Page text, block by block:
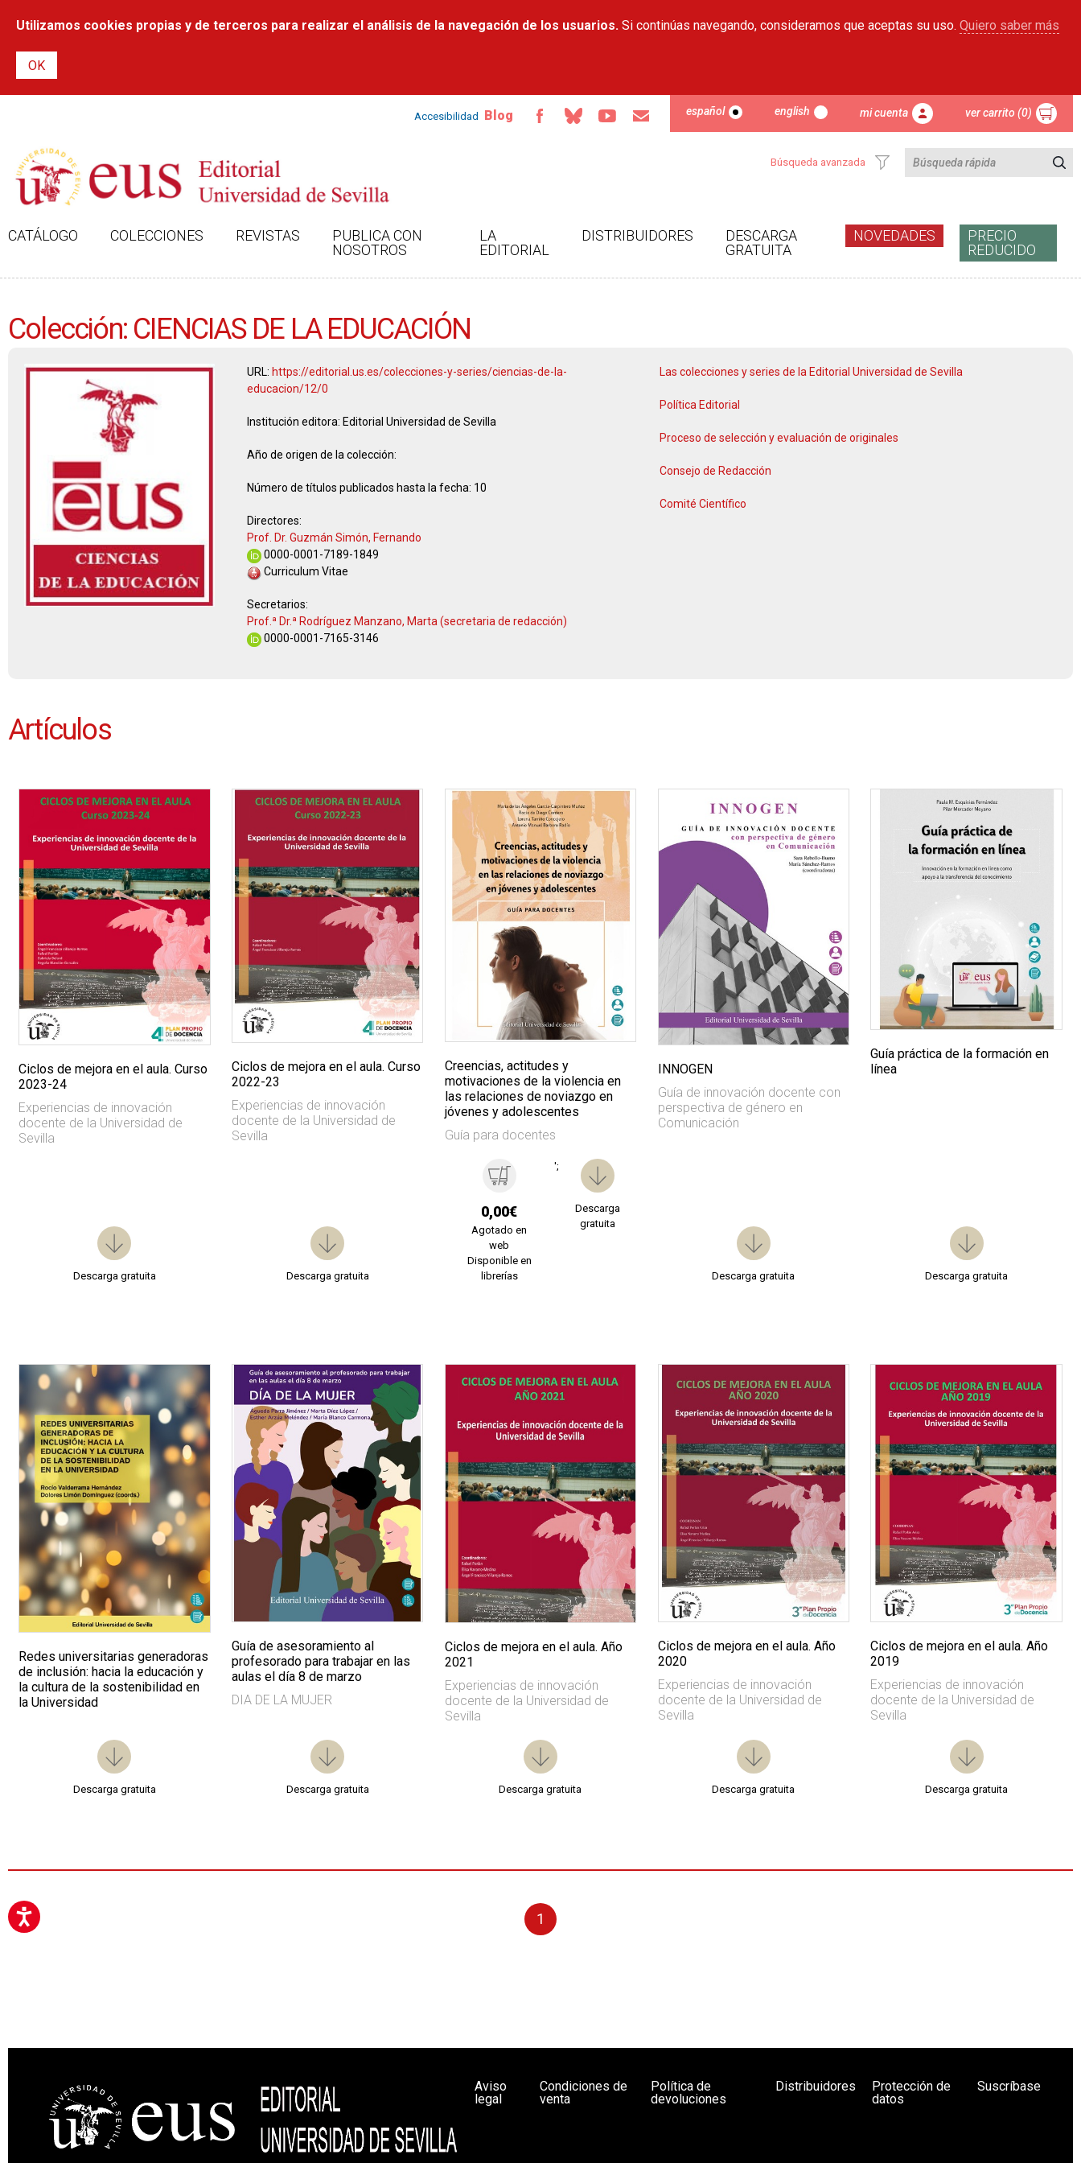
contenido
Utilizamos cookies propias y de terceros para realizar el análisis de la navegación de los usuarios. Si continúas navegando, consideramos que aceptas su uso. Quiero saber más
Accesibilidad Blog español english mi cuenta ver carrito (0)
Búsqueda avanzada
CATÁLOGO COLECCIONES REVISTAS
PUBLICA CON
NOSOTROS
LA
EDITORIAL
DISTRIBUIDORES
DESCARGA
GRATUITA
NOVEDADES
PRECIO
REDUCIDO
Colección: CIENCIAS DE LA EDUCACIÓN
URL: https://editorial.us.es/colecciones-y-series/ciencias-de-la-
educacion/12/0
Institución editora: Editorial Universidad de Sevilla
Año de origen de la colección:
Número de títulos publicados hasta la fecha: 10
Directores:
Prof. Dr. Guzmán Simón, Fernando
0000-0001-7189-1849
Curriculum Vitae
Secretarios:
Prof.ª Dr.ª Rodríguez Manzano, Marta (secretaria de redacción)
0000-0001-7165-3146
Las colecciones y series de la Editorial Universidad de Sevilla
Política Editorial
Proceso de selección y evaluación de originales
Consejo de Redacción
Comité Científico
Artículos
Ciclos de mejora en el aula. Curso
2023-24
Experiencias de innovación
docente de la Universidad de
Sevilla
Descarga gratuita
Ciclos de mejora en el aula. Curso
2022-23
Experiencias de innovación
docente de la Universidad de
Sevilla
Descarga gratuita
Creencias, actitudes y
motivaciones de la violencia en
las relaciones de noviazgo en
jóvenes y adolescentes
Guía para docentes
0,00€
Agotado en
web
Disponible en
librerías
';
Descarga
gratuita
INNOGEN
Guía de innovación docente con
perspectiva de género en
Comunicación
Descarga gratuita
Guía práctica de la formación en
línea
Descarga gratuita
Redes universitarias generadoras
de inclusión: hacia la educación y
la cultura de la sostenibilidad en
la Universidad
Descarga gratuita
Guía de asesoramiento al
profesorado para trabajar en las
aulas el día 8 de marzo
DIA DE LA MUJER
Descarga gratuita
Ciclos de mejora en el aula. Año
2021
Experiencias de innovación
docente de la Universidad de
Sevilla
Descarga gratuita
Ciclos de mejora en el aula. Año
2020
Experiencias de innovación
docente de la Universidad de
Sevilla
Descarga gratuita
Ciclos de mejora en el aula. Año
2019
Experiencias de innovación
docente de la Universidad de
Sevilla
Descarga gratuita
1
Aviso
legal
Condiciones de
venta
Política de
devoluciones
Distribuidores
Protección de
datos
Suscríbase